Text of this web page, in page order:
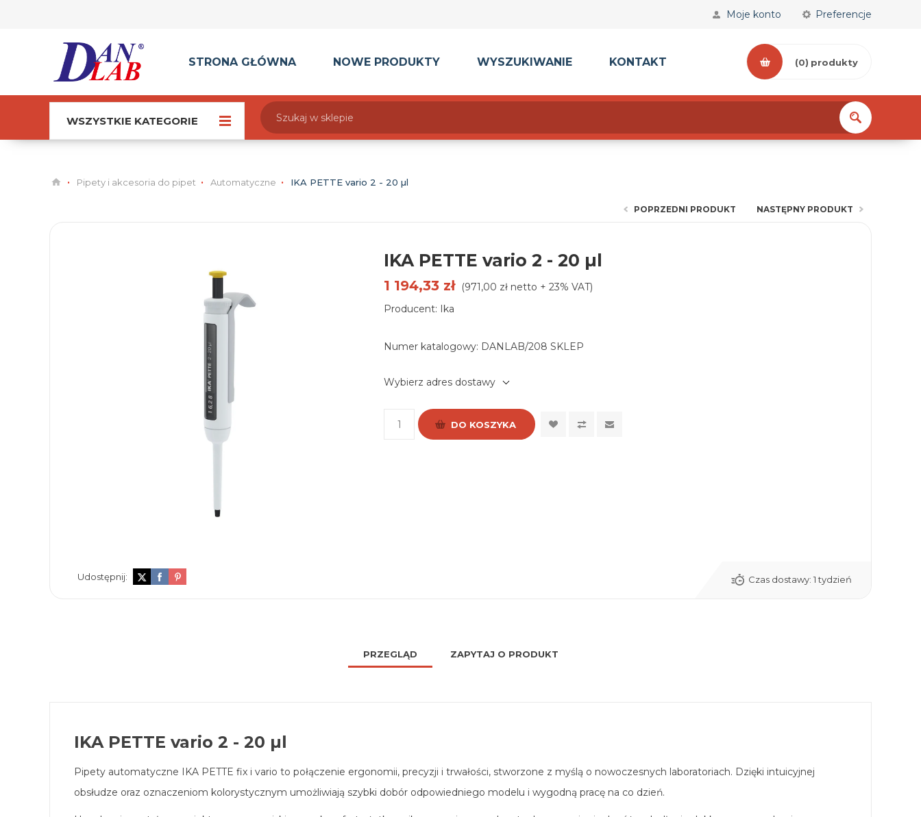
Preferencje
Moje konto
STRONA GŁÓWNA NOWE PRODUKTY WYSZUKIWANIE KONTAKT (0) produkty
WSZYSTKIE KATEGORIE
Pipety i akcesoria do pipet Automatyczne IKA PETTE vario 2 - 20 µl
POPRZEDNI PRODUKT NASTĘPNY PRODUKT
IKA PETTE vario 2 - 20 µl
1 194,33 zł (971,00 zł netto + 23% VAT)
Producent: Ika
Numer katalogowy: DANLAB/208 SKLEP
Wybierz adres dostawy
DO KOSZYKA
Udostępnij: Czas dostawy: 1 tydzień
PRZEGLĄD ZAPYTAJ O PRODUKT
IKA PETTE vario 2 - 20 µl
Pipety automatyczne IKA PETTE fix i vario to połączenie ergonomii, precyzji i trwałości, stworzone z myślą o nowoczesnych laboratoriach. Dzięki intuicyjnej
obsłudze oraz oznaczeniom kolorystycznym umożliwiają szybki dobór odpowiedniego modelu i wygodną pracę na co dzień.